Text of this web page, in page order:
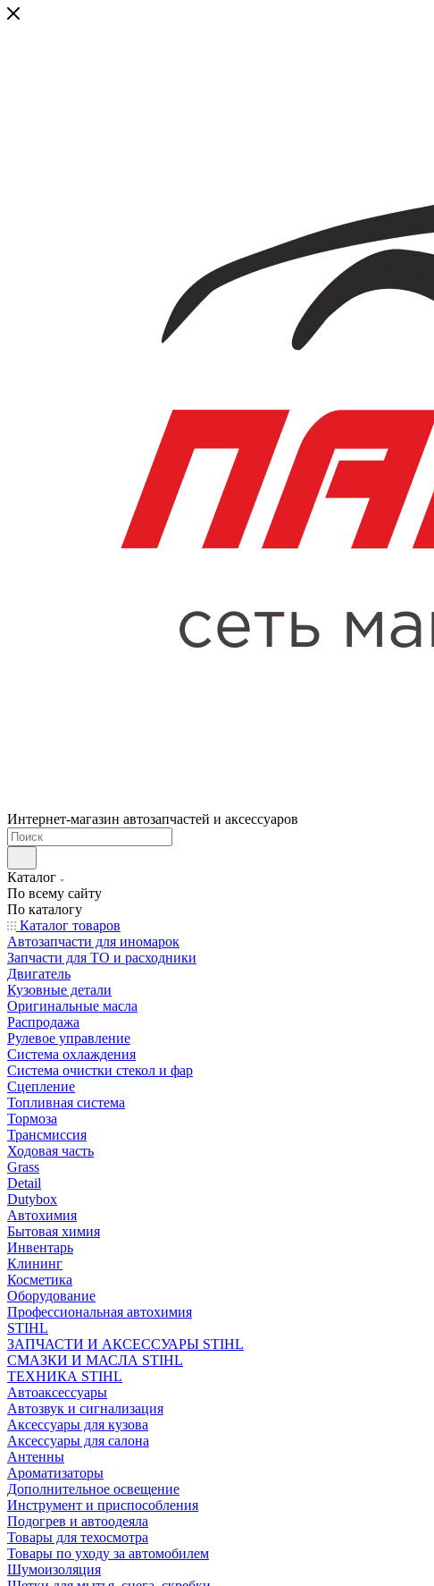
Интернет-магазин автозапчастей и аксессуаров
Каталог
По всему сайту
По каталогу
Каталог товаров
Автозапчасти для иномарок
Запчасти для ТО и расходники
Двигатель
Кузовные детали
Оригинальные масла
Распродажа
Рулевое управление
Система охлаждения
Система очистки стекол и фар
Сцепление
Топливная система
Тормоза
Трансмиссия
Ходовая часть
Grass
Detail
Dutybox
Автохимия
Бытовая химия
Инвентарь
Клининг
Косметика
Оборудование
Профессиональная автохимия
STIHL
ЗАПЧАСТИ И АКСЕССУАРЫ STIHL
СМАЗКИ И МАСЛА STIHL
ТЕХНИКА STIHL
Автоаксессуары
Автозвук и сигнализация
Аксессуары для кузова
Аксессуары для салона
Антенны
Ароматизаторы
Дополнительное освещение
Инструмент и приспособления
Подогрев и автоодеяла
Товары для техосмотра
Товары по уходу за автомобилем
Шумоизоляция